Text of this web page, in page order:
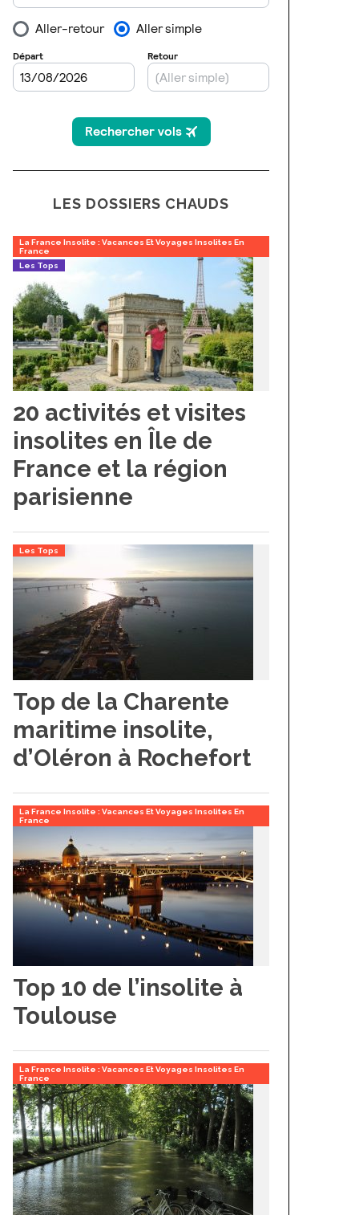
LES DOSSIERS CHAUDS
La France Insolite : Vacances Et Voyages Insolites En
France
Les Tops
20 activités et visites
insolites en Île de
France et la région
parisienne
Les Tops
Top de la Charente
maritime insolite,
d’Oléron à Rochefort
La France Insolite : Vacances Et Voyages Insolites En
France
Top 10 de l’insolite à
Toulouse
La France Insolite : Vacances Et Voyages Insolites En
France